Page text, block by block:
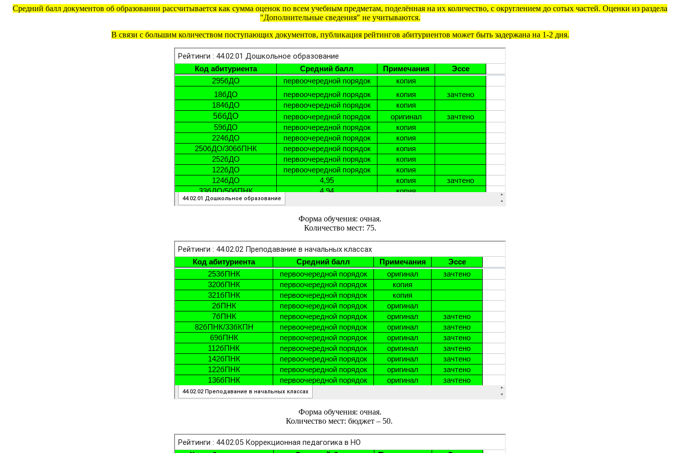
Средний балл документов об образовании рассчитывается как сумма оценок по всем учебным предметам, поделённая на их количество, с округлением до сотых частей. Оценки из раздела
"Дополнительные сведения" не учитываются.
В связи с большим количеством поступающих документов, публикация рейтингов абитуриентов может быть задержана на 1-2 дня.
Форма обучения: очная.
Количество мест: 75.
Форма обучения: очная.
Количество мест: бюджет – 50.